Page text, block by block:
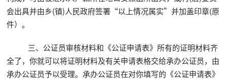
会出具并由乡(镇)人民政府签署“以上情况属实”并加盖印章(原
件）。
三、公证员审核材料和《公证申请表》所有的证明材料齐
全了，你就可以将证明材料及有关申请表格交给承办公证员，由
承办公证员予以受理。承办公证员在对你填写的《公证申请表》